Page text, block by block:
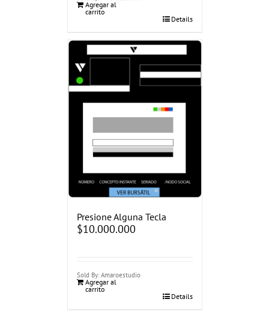
Agregar al
carrito
Details
Presione Alguna Tecla
$10.000.000
Sold By: Amaroestudio
Agregar al
carrito
Details